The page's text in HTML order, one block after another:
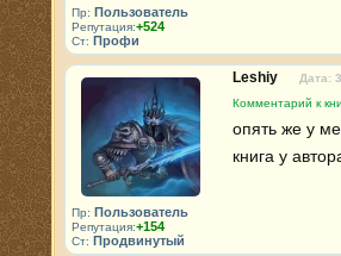
Пр: Пользователь
Репутация:+524
Ст: Профи
Пр: Пользователь
Репутация:+154
Ст: Продвинутый
Leshiy
Дата:
Комментарий к
опять же у
книга у